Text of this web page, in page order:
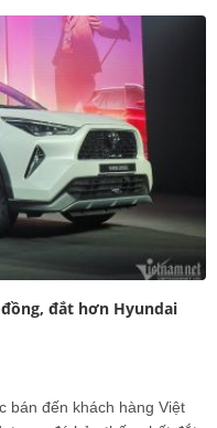
đắt hơn Hyundai
bán đến khách hàng Việt